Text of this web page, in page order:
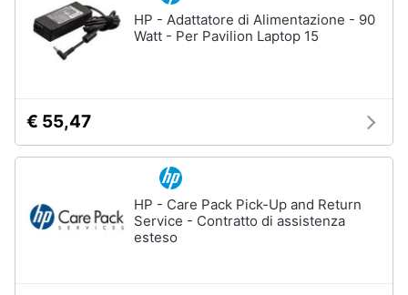
HP - Adattatore di Alimentazione - 90
Watt - Per Pavilion Laptop 15
€ 55,47
HP - Care Pack Pick-Up and Return
Service - Contratto di assistenza
esteso